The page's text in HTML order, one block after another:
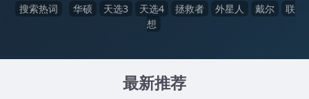
搜索热词 华硕 天选3 天选4 拯救者 外星人 戴尔
联
想
最新推荐